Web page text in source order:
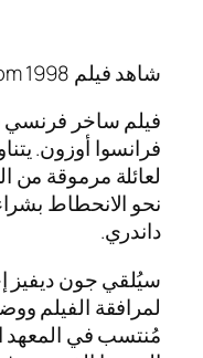
شاهد فيلم Sitcom 1998 مترجم كامل
فيلم ساخر فرنسي
فرانسوا أوزون.
لعائلة مرموقة من
نحو الانحطاط
داندري.
سيُلقي جون ديفيز
لمرافقة الفيلم
مُنتسب في المعهد